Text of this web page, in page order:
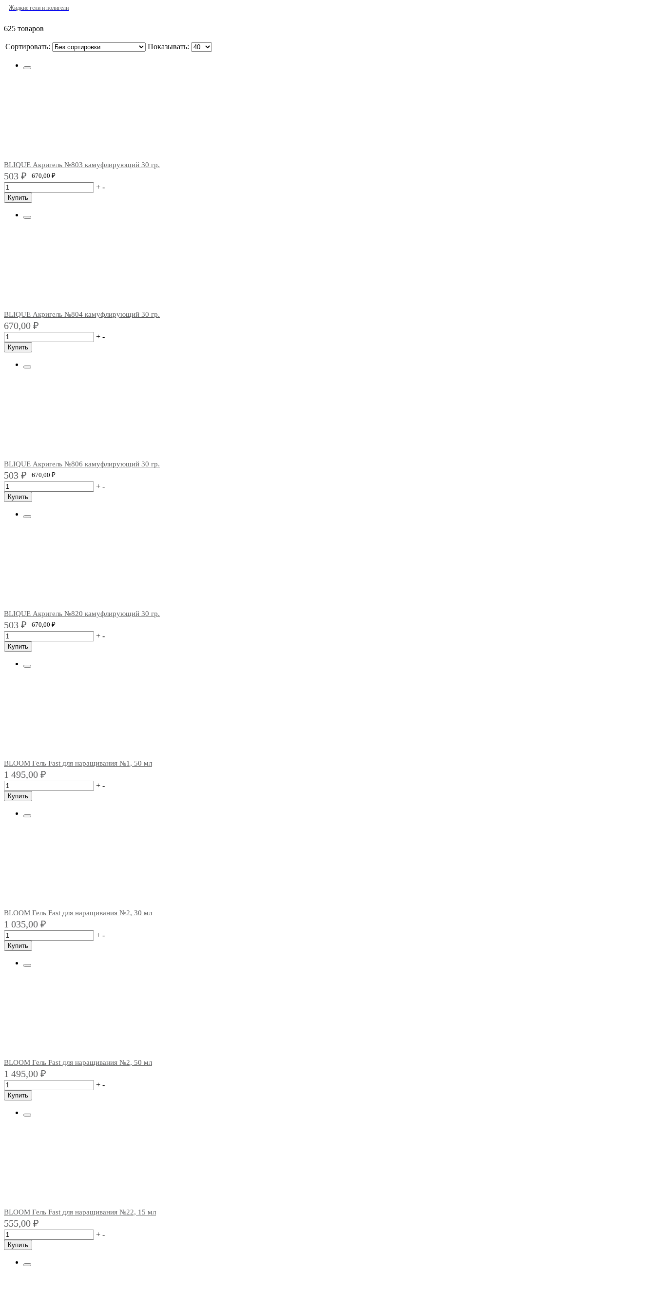
Жидкие гели и полигели
625 товаров
Сортировать: Показывать:
BLIQUE Акригель №803 камуфлирующий 30 гр.
503 ₽ 670,00 ₽
+ -
Купить
BLIQUE Акригель №804 камуфлирующий 30 гр.
670,00 ₽
+ -
Купить
BLIQUE Акригель №806 камуфлирующий 30 гр.
503 ₽ 670,00 ₽
+ -
Купить
BLIQUE Акригель №820 камуфлирующий 30 гр.
503 ₽ 670,00 ₽
+ -
Купить
BLOOM Гель Fast для наращивания №1, 50 мл
1 495,00 ₽
+ -
Купить
BLOOM Гель Fast для наращивания №2, 30 мл
1 035,00 ₽
+ -
Купить
BLOOM Гель Fast для наращивания №2, 50 мл
1 495,00 ₽
+ -
Купить
BLOOM Гель Fast для наращивания №22, 15 мл
555,00 ₽
+ -
Купить